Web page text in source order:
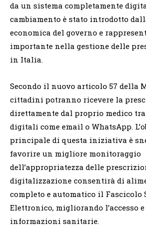
da un sistema completamente
cambiamento è stato introdotto
economica del governo e
importante nella gestione delle
in Italia.
Secondo il nuovo articolo 57 della
cittadini potranno ricevere la
direttamente dal proprio medico
digitali come email o WhatsApp.
principale di questa iniziativa è
favorire un migliore monitoraggio
dell’appropriatezza delle
digitalizzazione consentirà di
completo e automatico il Fascicolo
Elettronico, migliorando l’accesso
informazioni sanitarie.